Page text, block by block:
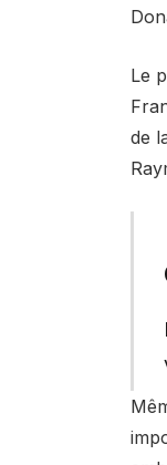
Le
de